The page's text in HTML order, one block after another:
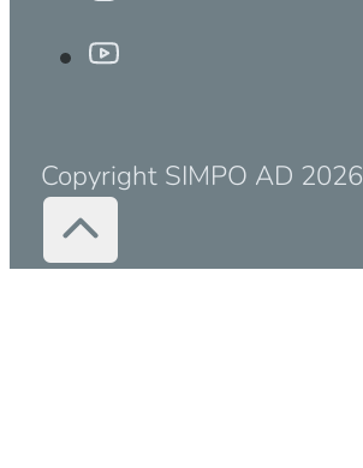
Copyright SIMPO AD 2026